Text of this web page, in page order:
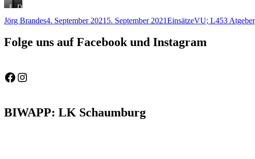
Einsatzkräfte
ein
Bereitstellungsplatz
ein
Christoph
landet
einer
Wiese
zum
Einsatzort
Die
des
läuft
parallel
Autor
Jörg BrandesVeröffentlicht
4. September 2021 5. September 2021Kategorien
EinsätzeSchlagwörter
VU; L453
Folge uns auf Facebook und Instagram
Feuerwehr Gemeinde Wölpinghausen
fw_gemeinde_woelpinghausen
BIWAPP: LK Schaumburg